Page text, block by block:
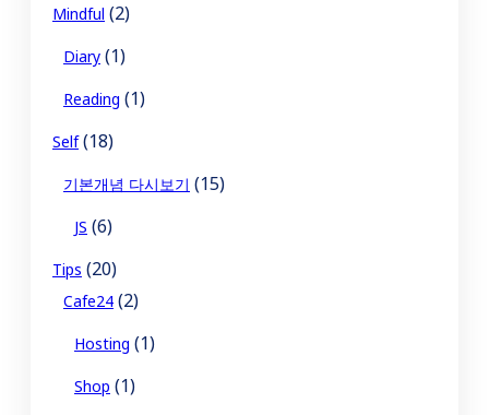
Mindful (2)
Diary (1)
Reading (1)
Self(18)
기본개념 다시보기 (15)
JS (6)
Tips (20)
Cafe24 (2)
Hosting (1)
Shop (1)